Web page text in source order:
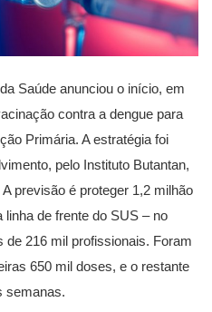
Saúde anunciou o início, em
contra a dengue para
Primária. A estratégia foi
pelo Instituto Butantan,
previsão é proteger 1,2 milhão
de frente do SUS – no
de 216 mil profissionais. Foram
650 mil doses, e o restante
semanas.